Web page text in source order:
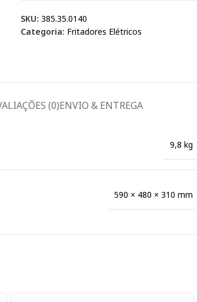
SKU: 385.35.0140
Categoria: Fritadores Elétricos
(0)ENVIO & ENTREGA
9,8 kg
590 × 480 × 310 mm